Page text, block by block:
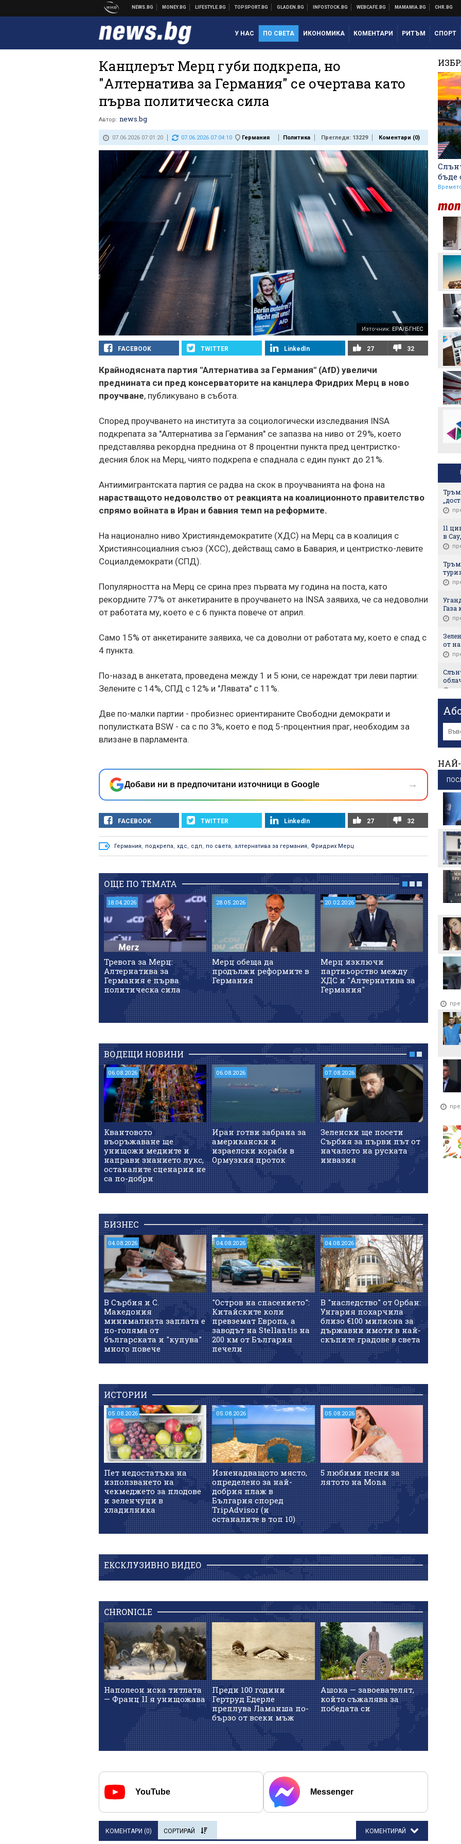
У НАС ПО СВЕТА ИКОНОМИКА КОМЕНТАРИ РИТЪМ СПОРТ
Канцлерът Мерц губи подкрепа, но
"Алтернатива за Германия" се очертава като
първа политическа сила
Автор: news.bg
07.06.2026 07:01:20 07.06.2026 07:04:10 Германия Политика Прегледи: 13229 Коментари (0)
Източник: EPA/БГНЕС
FACEBOOK TWITTER LinkedIn 27 32
Крайнодясната партия "Алтернатива за Германия" (AfD) увеличи
преднината си пред консерваторите на канцлера Фридрих Мерц в ново
проучване, публикувано в събота.
Според проучването на института за социологически изследвания INSA
подкрепата за "Алтернатива за Германия" се запазва на ниво от 29%, което
представлява рекордна преднина от 8 процентни пункта пред центристко-
десния блок на Мерц, чиято подкрепа е спаднала с един пункт до 21%.
Антиимигрантската партия се радва на скок в проучванията на фона на
нарастващото недоволство от реакцията на коалиционното правителство
спрямо войната в Иран и бавния темп на реформите.
На национално ниво Християндемократите (ХДС) на Мерц са в коалиция с
Християнсоциалния съюз (ХСС), действащ само в Бавария, и центристко-левите
Социалдемократи (СПД).
Популярността на Мерц се срина през първата му година на поста, като
рекордните 77% от анкетираните в проучването на INSA заявиха, че са недоволни
от работата му, което е с 6 пункта повече от април.
Само 15% от анкетираните заявиха, че са доволни от работата му, което е спад с
4 пункта.
По-назад в анкетата, проведена между 1 и 5 юни, се нареждат три леви партии:
Зелените с 14%, СПД с 12% и "Лявата" с 11%.
Две по-малки партии - пробизнес ориентираните Свободни демократи и
популистката BSW - са с по 3%, което е под 5-процентния праг, необходим за
влизане в парламента.
Добави ни в предпочитани източници в Google →
FACEBOOK TWITTER LinkedIn 27 32
Германия, подкрепа, хдс, сдп, по света, алтернатива за германия, Фридрих Мерц
ОЩЕ ПО ТЕМАТА
18.04.2026
Тревога за Мерц:
Алтернатива за
Германия е първа
политическа сила
28.05.2026
Мерц обеща да
продължи реформите в
Германия
20.02.2026
Мерц изключи
партньорство между
ХДС и "Алтернатива за
Германия"
ВОДЕЩИ НОВИНИ
06.08.2026
Квантовото
въоръжаване ще
унищожи медиите и
направи знанието лукс,
останалите сценарии не
са по-добри
06.08.2026
Иран готви забрана за
американски и
израелски кораби в
Ормузкия проток
07.08.2026
Зеленски ще посети
Сърбия за първи път от
началото на руската
инвазия
06.08.2026
Взе ли
от
БИЗНЕС
04.08.2026
В Сърбия и С.
Македония
минималната заплата е
по-голяма от
българската и "купува"
много повече
04.08.2026
"Остров на спасението":
Китайските коли
превземат Европа, а
заводът на Stellantis на
200 км от България
печели
04.08.2026
В "наследство" от Орбан:
Унгария похарчила
близо €100 милиона за
държавни имоти в най-
скъпите градове в света
ИСТОРИИ
05.08.2026
Пет недостатъка на
използването на
чекмеджето за плодове
и зеленчуци в
хладилника
05.08.2026
Изненадващото място,
определено за най-
добрия плаж в
България според
TripAdvisor (и
останалите в топ 10)
05.08.2026
5 любими песни за
лятото на Mona
ЕКСКЛУЗИВНО ВИДЕО
CHRONICLE
Наполеон иска титлата
— Франц II я унищожава
Преди 100 години
Гертруд Едерле
преплува Ламанша по-
бързо от всеки мъж
Ашока — завоевателят,
който съжалява за
победата си
YouTube Messenger
КОМЕНТАРИ (0) СОРТИРАЙ КОМЕНТИРАЙ
бъде
Макаби Тел Авив срещу
ЦСКА, "жълтите" на
колене!
Левски преминава в
съвсем друга финансова
орбита, ако отстрани
Кайрат
Трудният съперник на
ЦСКА - що за отбор е
Макаби Тел Авив?
Левски харесал
голмайстора на Лига на
Мохамед Салах в Турция
11
в
Газа
от
има
на